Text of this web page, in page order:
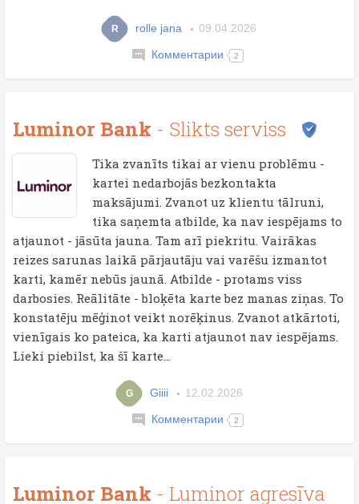
R rolle jana 09.04.2026
Комментарии 2
Luminor Bank - Slikts serviss
Tika zvanīts tikai ar vienu problēmu -
kartei nedarbojās bezkontakta
maksājumi. Zvanot uz klientu tālruni,
tika saņemta atbilde, ka nav iespējams to
atjaunot - jāsūta jauna. Tam arī piekritu. Vairākas
reizes sarunas laikā pārjautāju vai varēšu izmantot
karti, kamēr nebūs jaunā. Atbilde - protams viss
darbosies. Reālitāte - bloķēta karte bez manas ziņas. To
konstatēju mēģinot veikt norēķinus. Zvanot atkārtoti,
vienīgais ko pateica, ka karti atjaunot nav iespējams.
Lieki piebilst, ka šī karte...
G Giiii 12.02.2026
Комментарии 2
Luminor Bank - Luminor agresīva